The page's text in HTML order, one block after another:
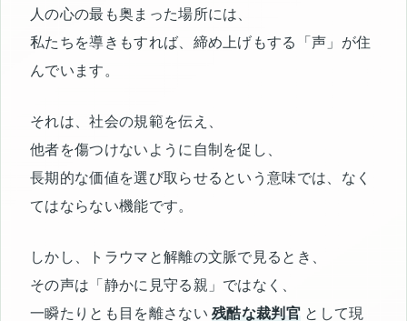
人の心の最も奥まった場所には、
私たちを導きもすれば、締め上げもする「声」が住
んでいます。
それは、社会の規範を伝え、
他者を傷つけないように自制を促し、
長期的な価値を選び取らせるという意味では、なく
てはならない機能です。
しかし、トラウマと解離の文脈で見るとき、
その声は「静かに見守る親」ではなく、
一瞬たりとも目を離さない残酷な裁判官 として現